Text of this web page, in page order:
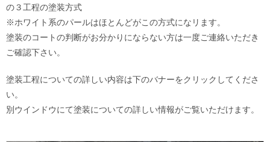
の３工程の塗装方式
※ホワイト系のパールはほとんどがこの方式になリます。
塗装のコートの判断がお分かりにならない方は一度ご連絡いただき
ご確認下さい。
塗装工程についての詳しい内容は下のバナーをクリックしてくださ
い。
別ウインドウにて塗装についての詳しい情報がご覧いただけます。